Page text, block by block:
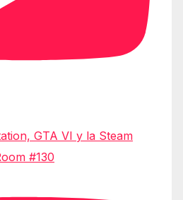
GTA VI y la Steam
#130